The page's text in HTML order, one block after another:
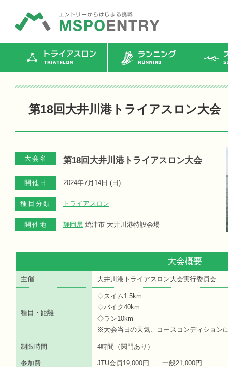
トライアスロン ランニング ス
第18回大井川港トライアスロン大会
大会名 第18回大井川港トライアスロン大会
開催日 2024年7月14日 ( 日 )
種目分類 トライアスロン
開催地 静岡県 焼津市 大井川港特設会場
大会概要
主催 大井川港トライアスロン大会実行委員会
種目・距離
◇スイム1.5km
◇バイク40km
◇ラン10km
※大会当日の天気、コースコンディション
制限時間 4時間（関門あり）
参加費 JTU会員19,000円 一般21,000円